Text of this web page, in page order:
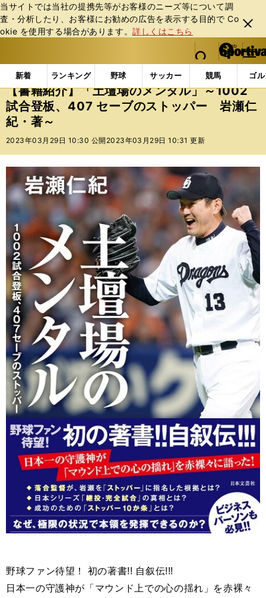
当サイトでは当社の提携先等がお客様のニーズ等について調
査・分析したり、お客様にお勧めの広告を表⽰する⽬的で Co
okie を使⽤する場合があります。詳しくはこちら
閉じ
る
web Sportiva (webスポルティーバ)
検索
マイペ
ー
ジ
メニュ
新着 ランキング 野球 サッカー 競馬 ゴ
b
ス
ポ
ル
テ
ー
バ
インフォメーション 書籍 【書籍紹介】「土壇場の
【書籍紹介】「土壇場のメンタル」～1002
試合登板、407 セーブのストッパー 岩瀬仁
紀・著～
2023年03月29日 10:30 公開 2023年03月29日 10:31 更新
野球ファン待望！ 初の著書!! 自叙伝!!!
日本一の守護神が「マウンド上での心の揺れ」を赤裸々